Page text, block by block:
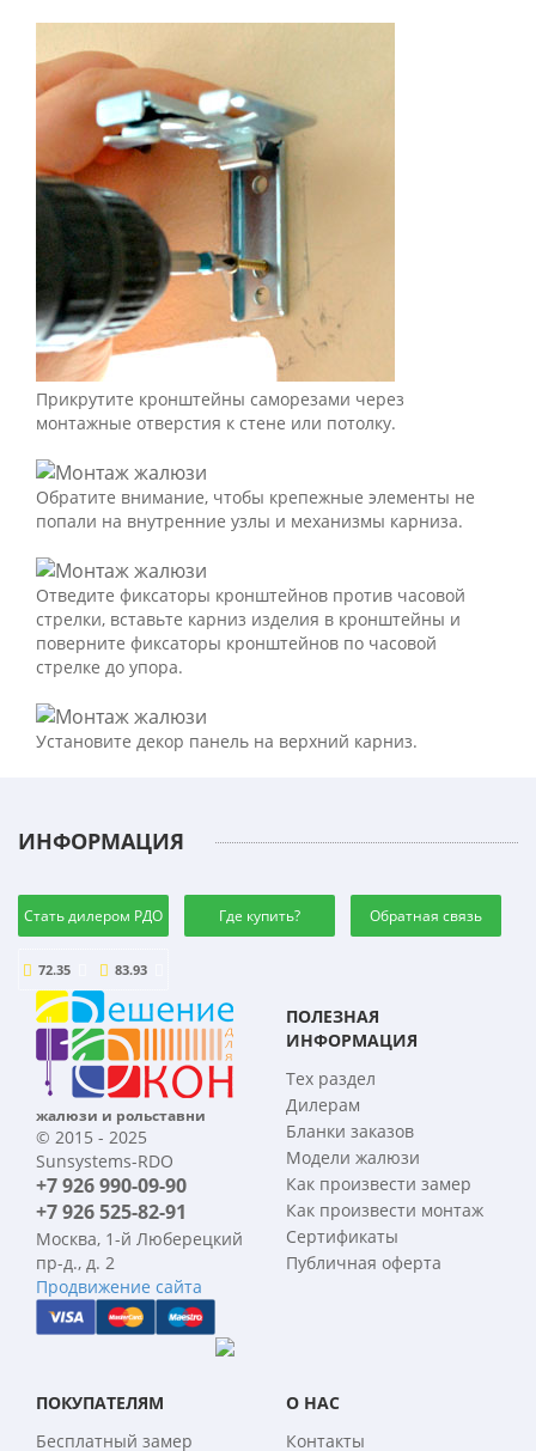
Прикрутите кронштейны саморезами через
монтажные отверстия к стене или потолку.
Обратите внимание, чтобы крепежные элементы не
попали на внутренние узлы и механизмы карниза.
Отведите фиксаторы кронштейнов против часовой
стрелки, вставьте карниз изделия в кронштейны и
поверните фиксаторы кронштейнов по часовой
стрелке до упора.
Установите декор панель на верхний карниз.
ИНФОРМАЦИЯ
Стать дилером РДО Где купить? Обратная связь
72.35 83.93
жалюзи и рольставни
© 2015 - 2025
Sunsystems-RDO
+7 926 990-09-90
+7 926 525-82-91
Москва, 1-й Люберецкий
пр-д., д. 2
Продвижение сайта
ПОЛЕЗНАЯ
ИНФОРМАЦИЯ
Тех раздел
Дилерам
Бланки заказов
Модели жалюзи
Как произвести замер
Как произвести монтаж
Сертификаты
Публичная оферта
ПОКУПАТЕЛЯМ
Бесплатный замер
О НАС
Контакты